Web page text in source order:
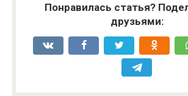
Понравилась статья?
друзьями: